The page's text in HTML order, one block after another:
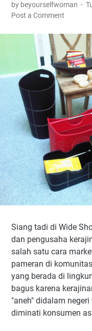
by beyourselfwoman
Post a Comment
Siang tadi di Wide
dan pengusaha
salah satu cara
pameran di
yang berada di
bagus karena
"aneh" didalam
diminati konsumen